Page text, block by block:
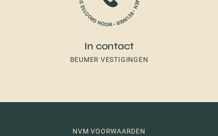
In contact
BEUMER VESTIGINGEN
NVM VOORWAARDEN